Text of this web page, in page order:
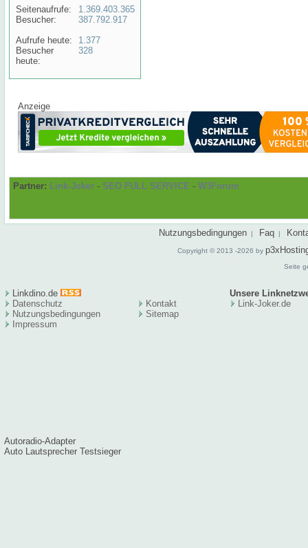
Seitenaufrufe:
Besucher:
Aufrufe heute:
Besucher
heute:
1.369.403.365
387.792.917
1.377
328
Anzeige
Partner: Link-Joker - SEO FULL SERVICE - W3Forum
Nutzungsbedingungen | Faq |
Copyright © 2013 -2026 by
Seite
Linkdino.de
Unsere
Datenschutz
Nutzungsbedingungen
Impressum
Kontakt
Sitemap
Link-Joker.de
Autoradio-Adapter
Auto Lautsprecher Testsieger